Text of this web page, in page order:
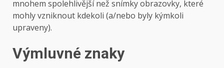
mnohem spolehlivější než snímky obrazovky, které
mohly vzniknout kdekoli (a/nebo byly kýmkoli
upraveny).
Výmluvné znaky